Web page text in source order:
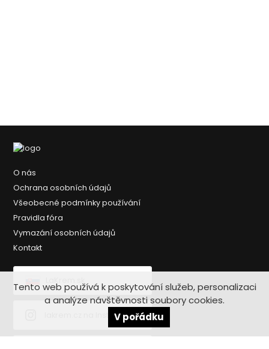
O nás
Ochrana osobních údajů
Všeobecné podmínky používání
Pravidla fóra
Vymazání osobních údajů
Kontakt
lakrem.cz na Instagramu
Tento web používá k poskytování služeb, personalizaci
a analýze návštěvnosti soubory cookies.
V pořádku